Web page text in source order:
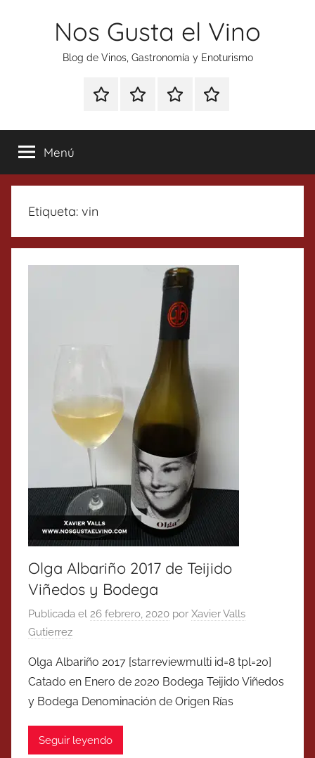
Nos Gusta el Vino
Blog de Vinos, Gastronomía y Enoturismo
Especial
Tonics
Enoturismo
Gastronomía
RankingContacto
Menú
Etiqueta: vin
Olga Albariño 2017 de Teijido
Viñedos y Bodega
Publicada el 26 febrero, 2020 por Xavier Valls
Gutierrez
Olga Albariño 2017 [starreviewmulti id=8 tpl=20]
Catado en Enero de 2020 Bodega Teijido Viñedos
y Bodega Denominación de Origen Rías
Seguir leyendo